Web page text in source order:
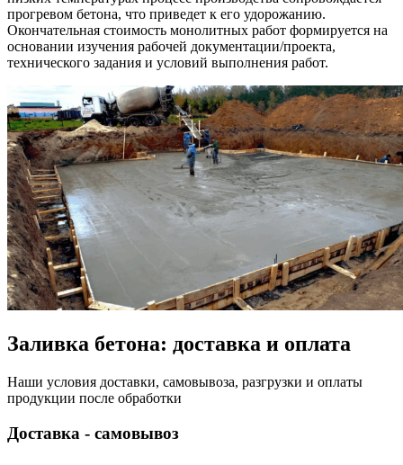
прогревом бетона, что приведет к его удорожанию.
Окончательная стоимость монолитных работ формируется на
основании изучения рабочей документации/проекта,
технического задания и условий выполнения работ.
Заливка бетона: доставка и оплата
Наши условия доставки, самовывоза, разгрузки и оплаты
продукции после обработки
Доставка - самовывоз